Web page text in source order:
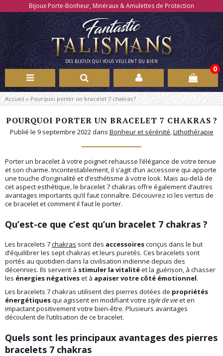
Bijoux Porte-Bonheur, Minéraux & Amulettes de Protection
DES BIJOUX QUI VOUS VEULENT DU BIEN
0
Accueil » Pourquoi porter un bracelet 7 chakras ?
POURQUOI PORTER UN BRACELET 7 CHAKRAS ?
Publié le 9 septembre 2022 dans Bonheur et sérénité,Lithothérapie
Porter un bracelet à votre poignet rehausse l’élégance de votre tenue
et son charme. Incontestablement, il s’agit d’un accessoire qui apporte
une touche d’originalité et d’esthétisme à votre look. Mais au-delà de
cet aspect esthétique, le bracelet 7 chakras offre également d’autres
avantages importants qu’il faut connaître. Découvrez ici les vertus de
ce bracelet et comment il faut le porter.
Qu’est-ce que c’est qu’un bracelet 7 chakras ?
Les bracelets 7chakras sont des accessoiresconçus dans le but
d’équilibrer les sept chakras et leurs puretés. Ces bracelets sont
portés au quotidien dans la civilisation indienne depuis des
décennies. Ils servent à stimuler la vitalitéet la guérison, à chasser
les énergies négativeset à apaiser votre côté émotionnel.
Les bracelets 7 chakras utilisent des pierres dotées de propriétés
énergétiquesqui agissent en modifiant votre style de vieet en
impactant positivement votre bien-être. Plusieurs avantages
découlent de l’utilisation de ce bracelet.
Quels sont les principaux avantages des pierres
bracelets 7 chakras